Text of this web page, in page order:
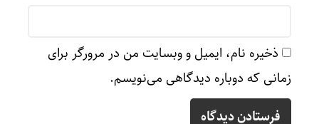
ذخیره نام، ایمیل و وبسایت من در مرورگر برای
زمانی که دوباره دیدگاهی می‌نویسم.